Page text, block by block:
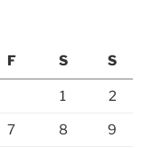
F S S
1 2
7 8 9